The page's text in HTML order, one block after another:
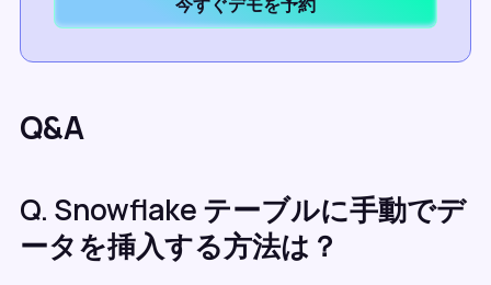
今すぐデモを予約
Q&A
Q. Snowflake テーブルに手動でデ
ータを挿入する方法は？